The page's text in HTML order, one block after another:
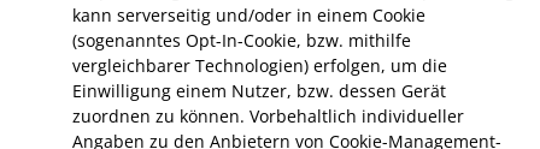
kann serverseitig und/oder in einem Cookie
(sogenanntes Opt-In-Cookie, bzw. mithilfe
vergleichbarer Technologien) erfolgen, um die
Einwilligung einem Nutzer, bzw. dessen Gerät
zuordnen zu können. Vorbehaltlich individueller
Angaben zu den Anbietern von Cookie-Management-